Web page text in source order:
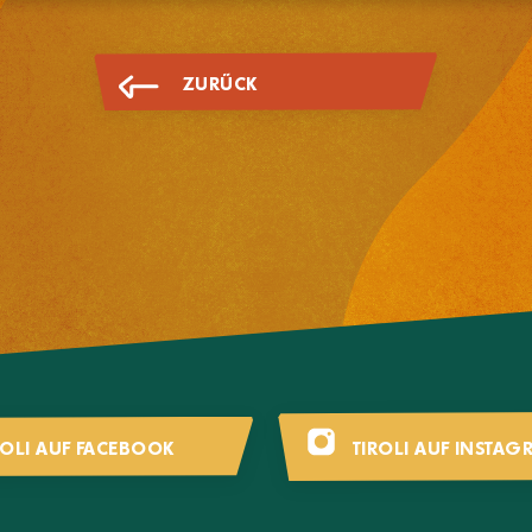
ZURÜCK
AUF FACEBOOK TIROLI AUF